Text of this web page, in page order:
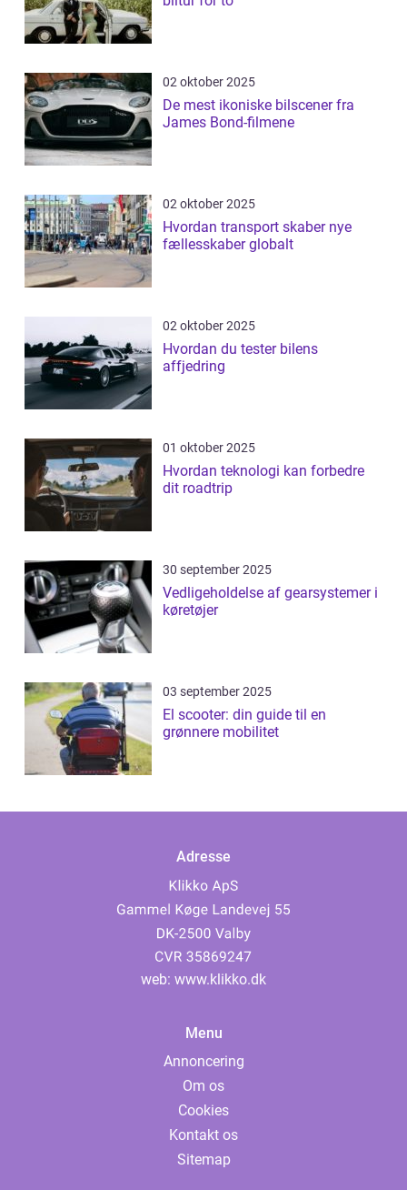
02 oktober 2025
De mest ikoniske bilscener fra
James Bond-filmene
02 oktober 2025
Hvordan transport skaber nye
fællesskaber globalt
02 oktober 2025
Hvordan du tester bilens
affjedring
01 oktober 2025
Hvordan teknologi kan forbedre
dit roadtrip
30 september 2025
Vedligeholdelse af gearsystemer i
køretøjer
03 september 2025
El scooter: din guide til en
grønnere mobilitet
Adresse
web: www.klikko.dk
Menu
Annoncering
Om os
Cookies
Kontakt os
Sitemap